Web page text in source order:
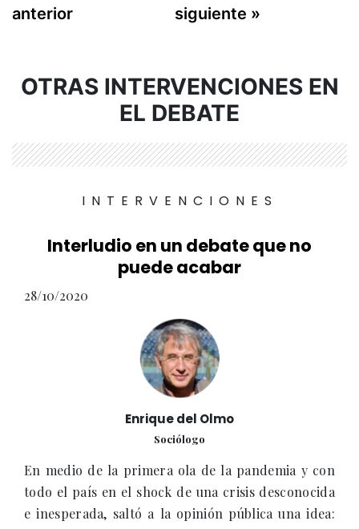
anterior
siguiente »
OTRAS INTERVENCIONES EN
EL DEBATE
INTERVENCIONES
Interludio en un debate que no
puede acabar
28/10/2020
Enrique del Olmo
Sociólogo
En medio de la primera ola de la pandemia y con
todo el país en el shock de una crisis desconocida
e inesperada, saltó a la opinión pública una idea: